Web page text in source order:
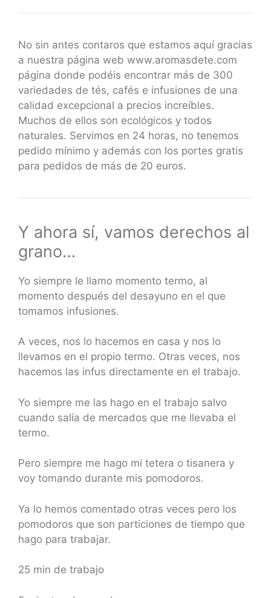
No sin antes contaros que estamos aquí gracias
a nuestra página web www.aromasdete.com
página donde podéis encontrar más de 300
variedades de tés, cafés e infusiones de una
calidad excepcional a precios increíbles.
Muchos de ellos son ecológicos y todos
naturales. Servimos en 24 horas, no tenemos
pedido mínimo y además con los portes gratis
para pedidos de más de 20 euros.
Y ahora sí, vamos derechos al
grano…
Yo siempre le llamo momento termo, al
momento después del desayuno en el que
tomamos infusiones.
A veces, nos lo hacemos en casa y nos lo
llevamos en el propio termo. Otras veces, nos
hacemos las infus directamente en el trabajo.
Yo siempre me las hago en el trabajo salvo
cuando salía de mercados que me llevaba el
termo.
Pero siempre me hago mi tetera o tisanera y
voy tomando durante mis pomodoros.
Ya lo hemos comentado otras veces pero los
pomodoros que son particiones de tiempo que
hago para trabajar.
25 min de trabajo